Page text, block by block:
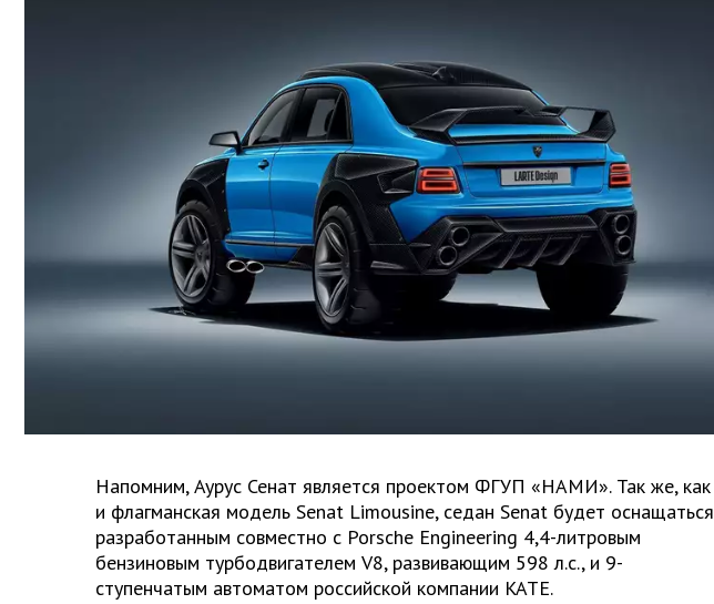
Напомним, Аурус Сенат является проектом ФГУП «НАМИ». Так же, как
и флагманская модель Senat Limousine, седан Senat будет оснащаться
разработанным совместно с Porsche Engineering 4,4-литровым
бензиновым турбодвигателем V8, развивающим 598 л.с., и 9-
ступенчатым автоматом российской компании KATE.